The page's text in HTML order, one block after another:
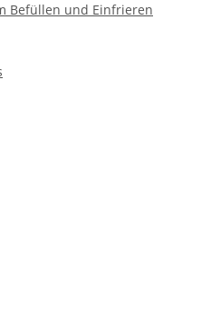
Befüllen und Einfrieren